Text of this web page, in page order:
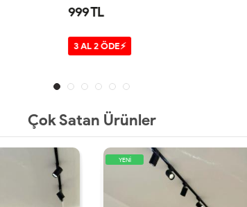
1,499 TL
3 AL 2 ÖDE⚡
Çok Satan Ürünler
YENİ